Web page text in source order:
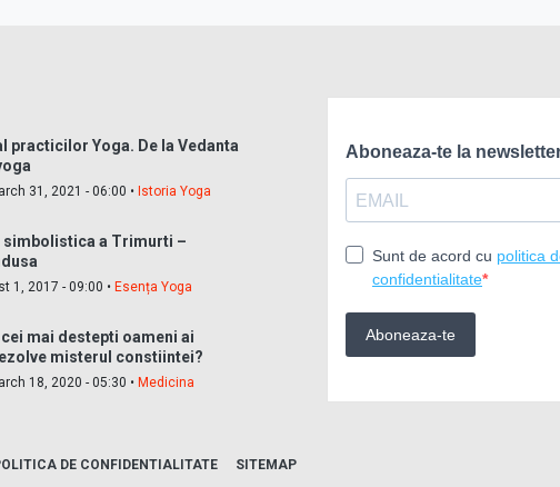
practicilor Yoga. De la Vedanta
31, 2021 - 06:00 •Istoria Yoga
simbolistica a Trimurti –
1, 2017 - 09:00 •Esența Yoga
cei mai destepti oameni ai
misterul constiintei?
18, 2020 - 05:30 •Medicina
DE CONFIDENTIALITATE
SITEMAP